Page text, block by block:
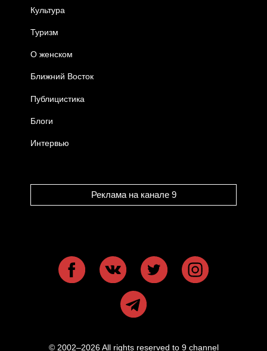
Культура
Туризм
О женском
Ближний Восток
Публицистика
Блоги
Интервью
Реклама на канале 9
© 2002–2026 All rights reserved to 9 channel